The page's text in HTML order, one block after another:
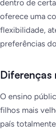
dentro de
oferece uma
flexibilidade,
preferências
Diferenças
O ensino
filhos mais
país